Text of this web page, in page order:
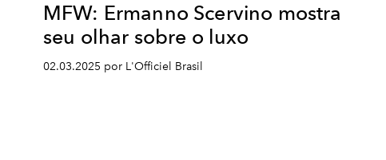
MFW: Ermanno Scervino mostra
seu olhar sobre o luxo
02.03.2025 por L'Officiel Brasil